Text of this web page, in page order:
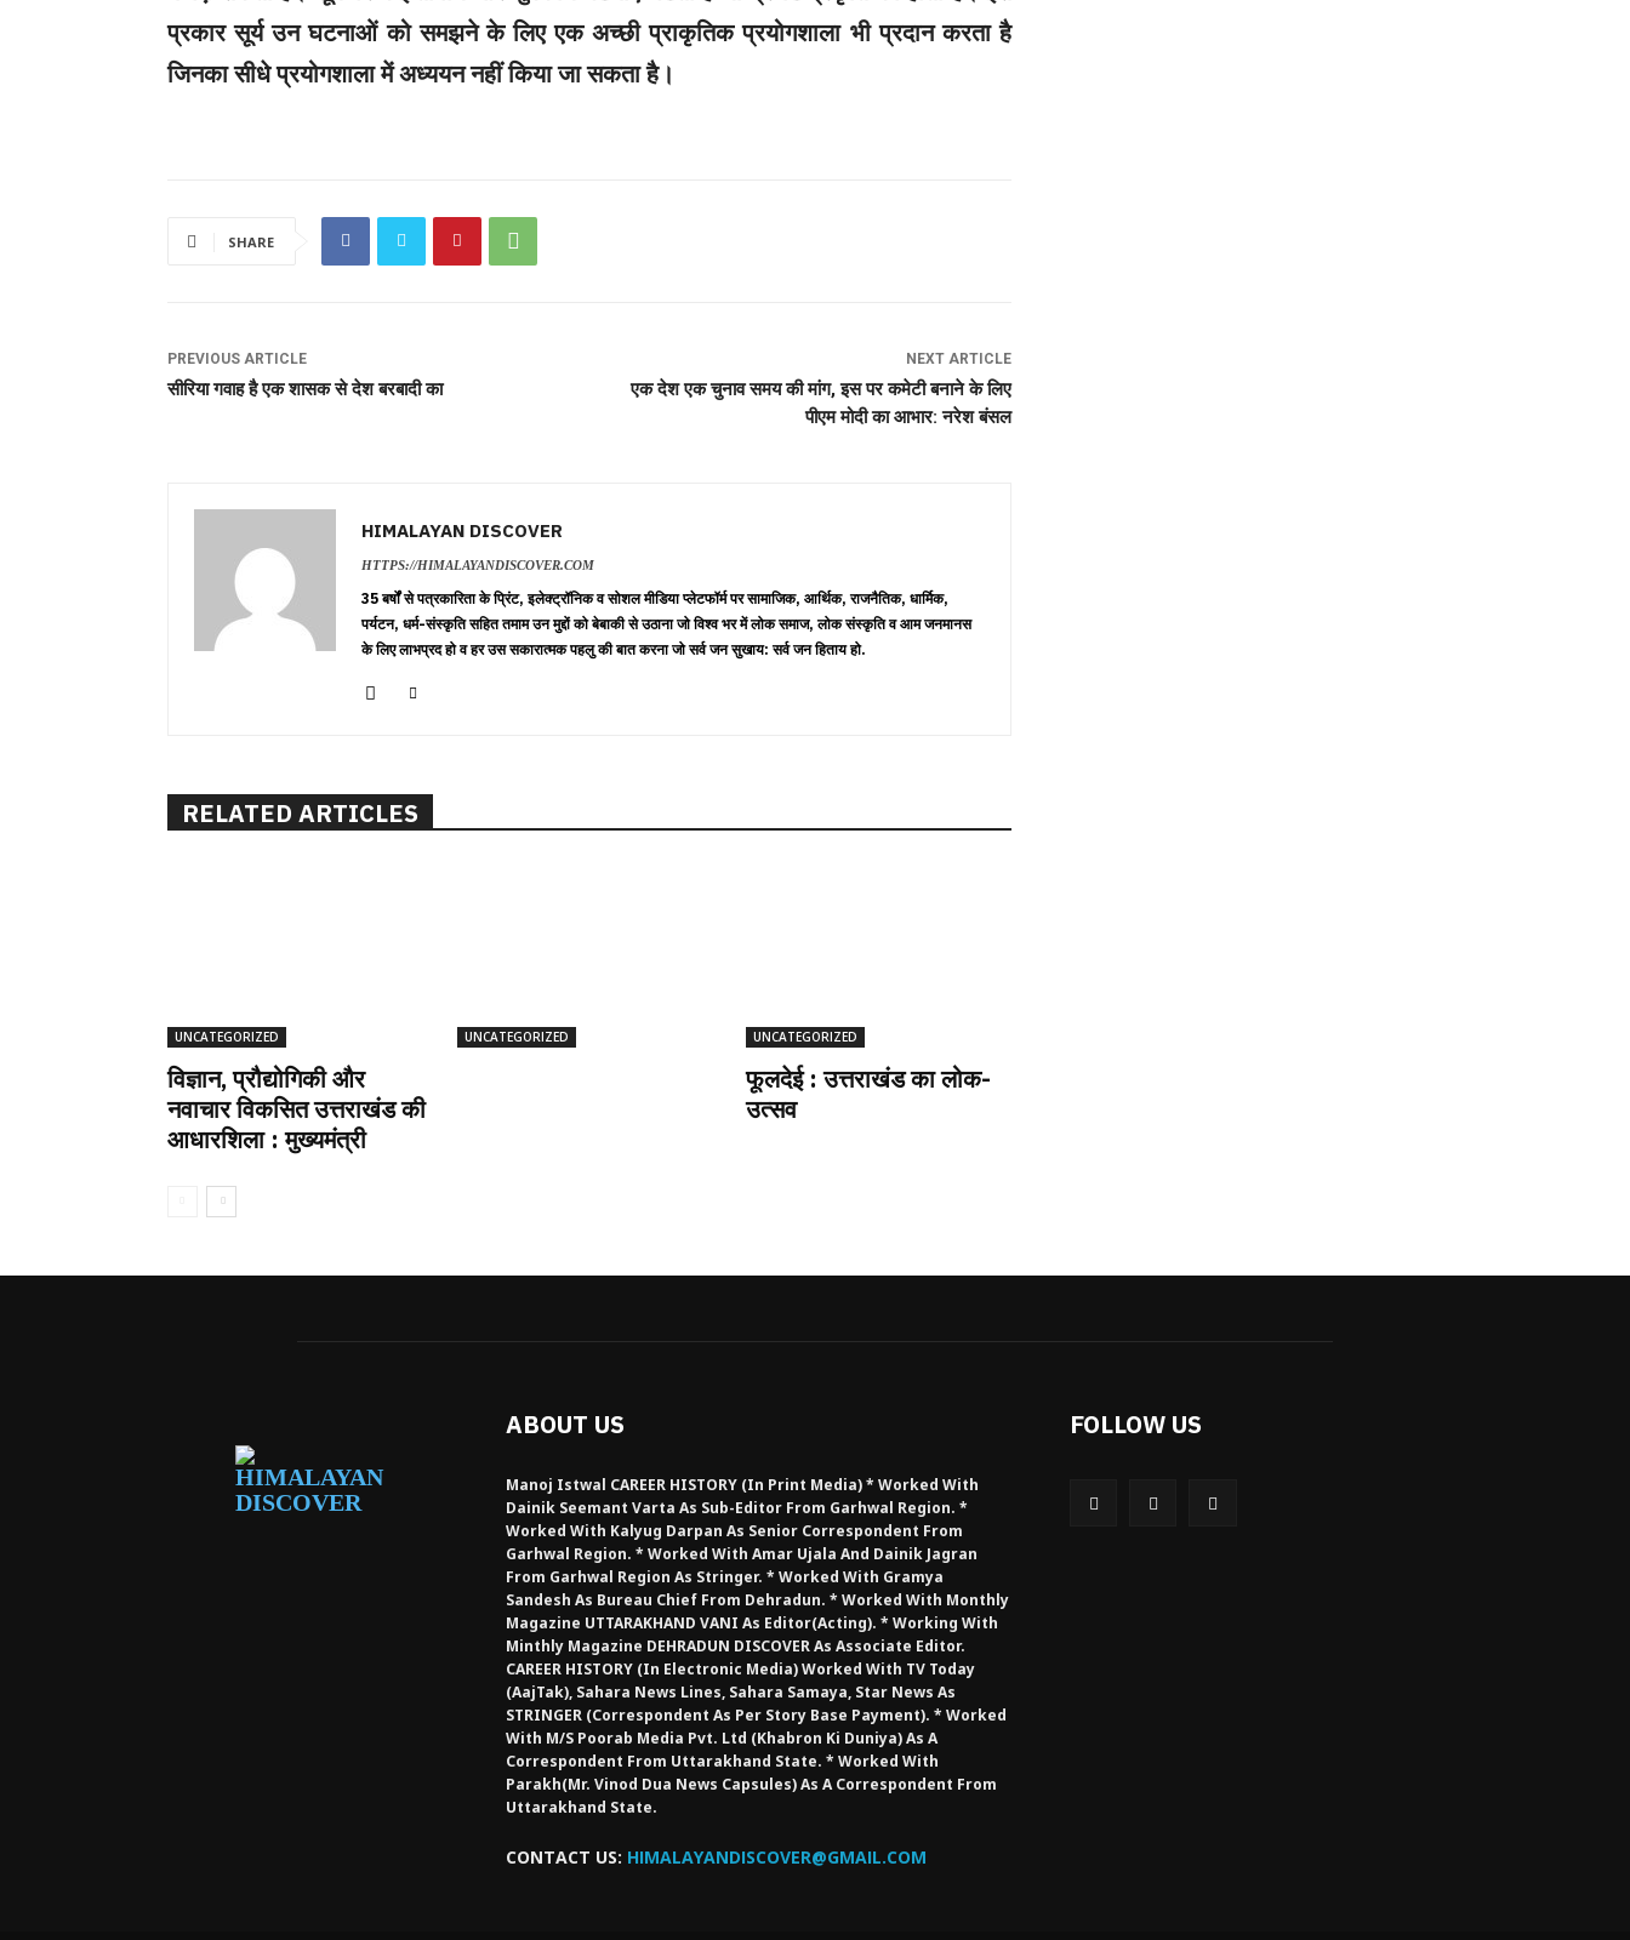
प्रकार सूर्य उन घटनाओं को समझने के लिए एक अच्छी प्राकृतिक प्रयोगशाला भी प्रदान करता है
जिनका सीधे प्रयोगशाला में अध्ययन नहीं किया जा सकता है।
SHARE
PREVIOUS ARTICLE
सीरिया गवाह है एक शासक से देश बरबादी का
NEXT ARTICLE
एक देश एक चुनाव समय की मांग, इस पर कमेटी बनाने के लिए
पीएम मोदी का आभार: नरेश बंसल
HIMALAYAN DISCOVER
HTTPS://HIMALAYANDISCOVER.COM
35 बर्षों से पत्रकारिता के प्रिंट, इलेक्ट्रॉनिक व सोशल मीडिया प्लेटफॉर्म पर सामाजिक, आर्थिक, राजनैतिक, धार्मिक,
पर्यटन, धर्म-संस्कृति सहित तमाम उन मुद्दों को बेबाकी से उठाना जो विश्व भर में लोक समाज, लोक संस्कृति व आम जनमानस
के लिए लाभप्रद हो व हर उस सकारात्मक पहलु की बात करना जो सर्व जन सुखाय: सर्व जन हिताय हो.
RELATED ARTICLES
UNCATEGORIZED
विज्ञान, प्रौद्योगिकी और
नवाचार विकसित उत्तराखंड की
आधारशिला : मुख्यमंत्री
UNCATEGORIZED UNCATEGORIZED
फूलदेई : उत्तराखंड का लोक-
उत्सव
ABOUT US
Manoj Istwal CAREER HISTORY (in Print Media) * Worked With
Dainik Seemant Varta As Sub-Editor From Garhwal Region. *
Worked With Kalyug Darpan As Senior Correspondent From
Garhwal Region. * Worked With Amar Ujala And Dainik Jagran
From Garhwal Region As Stringer. * Worked With Gramya
Sandesh As Bureau Chief From Dehradun. * Worked With Monthly
Magazine UTTARAKHAND VANI As Editor(Acting). * Working With
Minthly Magazine DEHRADUN DISCOVER As Associate Editor.
CAREER HISTORY (in Electronic Media) Worked With TV Today
(AajTak), Sahara News Lines, Sahara Samaya, Star News As
STRINGER (Correspondent As Per Story Base Payment). * Worked
With M/S Poorab Media Pvt. Ltd (Khabron Ki Duniya) As A
Correspondent From Uttarakhand State. * Worked With
Parakh(Mr. Vinod Dua News Capsules) As A Correspondent From
Uttarakhand State.
CONTACT US: HIMALAYANDISCOVER@GMAIL.COM
FOLLOW US